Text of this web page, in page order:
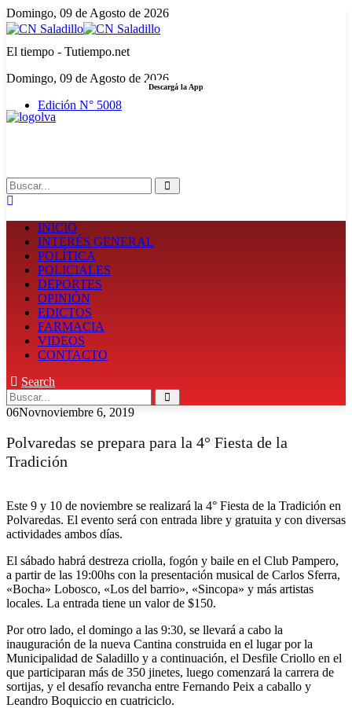
Domingo, 09 de Agosto de 2026
El tiempo - Tutiempo.net
Domingo, 09 de Agosto de 2026
Edición N° 5008
Descargá la App
INICIO
INTERÉS GENERAL
POLÍTICA
POLICIALES
DEPORTES
OPINIÓN
EDICTOS
FARMACIA
VIDEOS
CONTACTO
Search
06Novnoviembre 6, 2019
Polvaredas se prepara para la 4° Fiesta de la
Tradición
Este 9 y 10 de noviembre se realizará la 4° Fiesta de la Tradición en
Polvaredas. El evento será con entrada libre y gratuita y con diversas
actividades ambos días.
El sábado habrá destreza criolla, fogón y baile en el Club Pampero,
a partir de las 19:00hs con la presentación musical de Carlos Sferra,
«Bocha» Lobosco, «Los del barrio», «Sincopa» y más artistas
locales. La entrada tiene un valor de $150.
Por otro lado, el domingo a las 9:30, se llevará a cabo la
inauguración de la nueva Cantina construida en el lugar por la
Municipalidad de Saladillo y a continuación, el Desfile Criollo en el
que participaran más de 350 jinetes, luego comenzará la carrera de
sortijas, y el desafío revancha entre Fernando Peix a caballo y
Leandro Boquiccio en cuatriciclo.